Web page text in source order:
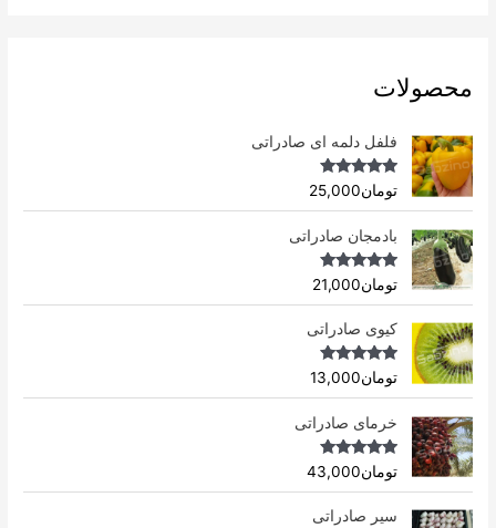
محصولات
فلفل دلمه ای صادراتی
Rated4.96
out of 5
تومان25,000
بادمجان صادراتی
Rated4.75
out of 5
تومان21,000
کیوی صادراتی
Rated4.75
out of 5
تومان13,000
خرمای صادراتی
Rated5.00
out of 5
تومان43,000
سیر صادراتی